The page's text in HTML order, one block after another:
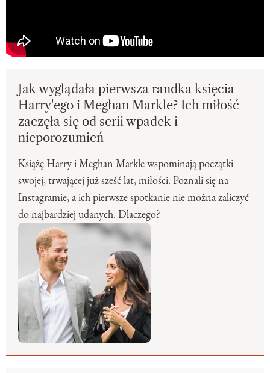
Jak wyglądała pierwsza randka księcia
Harry'ego i Meghan Markle? Ich miłość
zaczęła się od serii wpadek i
nieporozumień
Książę Harry i Meghan Markle wspominają początki
swojej, trwającej już sześć lat, miłości. Poznali się na
Instagramie, a ich pierwsze spotkanie nie można zaliczyć
do najbardziej udanych. Dlaczego?